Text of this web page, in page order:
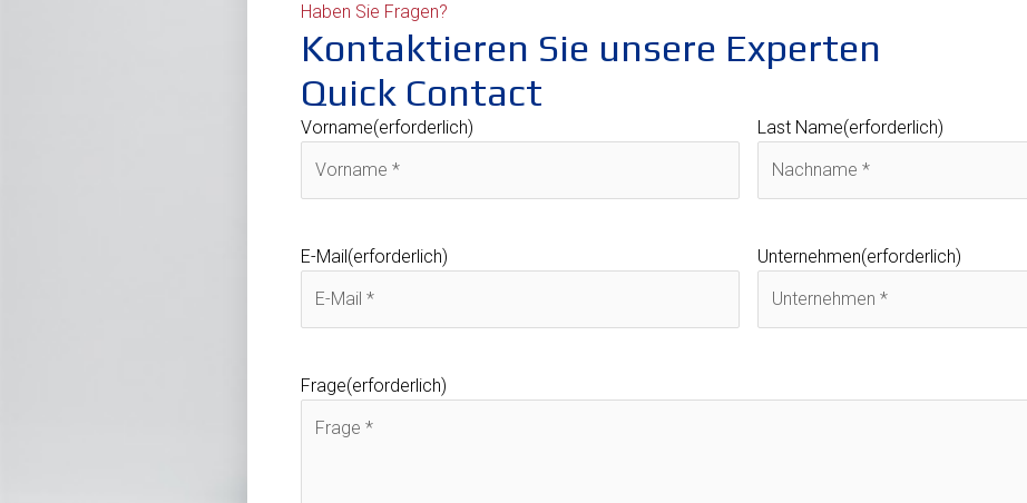
Haben Sie Fragen?
Kontaktieren Sie unsere Experten
Quick Contact
Vorname(erforderlich) Last Name(erforderlich)
E-Mail (erforderlich) Unternehmen(erforderlich)
Frage(erforderlich)